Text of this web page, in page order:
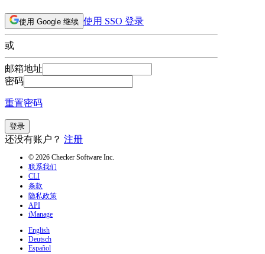
使用 Google 继续 使用 SSO 登录
或
邮箱地址
密码
重置密码
登录
还没有账户？ 注册
© 2026 Checker Software Inc.
联系我们
CLI
条款
隐私政策
API
iManage
English
Deutsch
Español